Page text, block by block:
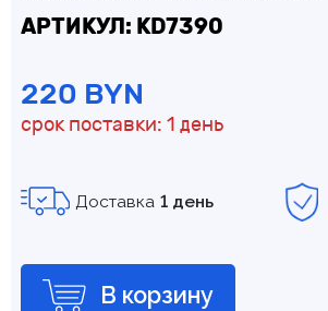
АРТИКУЛ: KD7390
220 BYN
срок поставки: 1 день
Доставка 1 день
В корзину